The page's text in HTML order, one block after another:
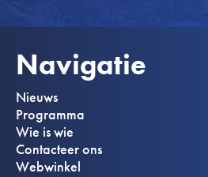
Navigatie
Nieuws
Programma
Wie is wie
Contacteer ons
Webwinkel